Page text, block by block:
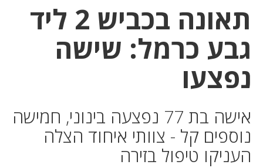
תאונה בכביש 2 ליד
גבע כרמל: שישה
נפצעו
אישה בת 77 נפצעה בינוני, חמישה
נוספים קל - צוותי איחוד הצלה
העניקו טיפול בזירה